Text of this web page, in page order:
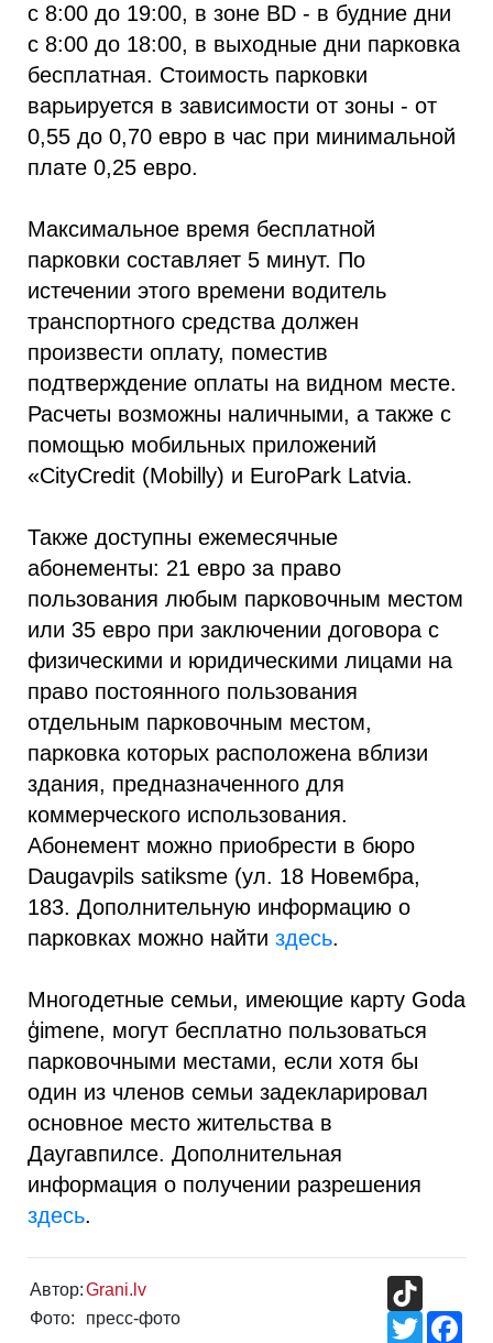
с 8:00 до 19:00, в зоне BD - в будние дни
с 8:00 до 18:00, в выходные дни парковка
бесплатная. Стоимость парковки
варьируется в зависимости от зоны - от
0,55 до 0,70 евро в час при минимальной
плате 0,25 евро.
Максимальное время бесплатной
парковки составляет 5 минут. По
истечении этого времени водитель
транспортного средства должен
произвести оплату, поместив
подтверждение оплаты на видном месте.
Расчеты возможны наличными, а также с
помощью мобильных приложений ​
«CityCredit (Mobilly) и EuroPark Latvia.
Также доступны ежемесячные
абонементы: 21 евро за право
пользования любым парковочным местом
или 35 евро при заключении договора с
физическими и юридическими лицами на
право постоянного пользования
отдельным парковочным местом,
парковка которых расположена вблизи
здания, предназначенного для
коммерческого использования.
Абонемент можно приобрести в бюро
Daugavpils satiksme (ул. 18 Новембра,
183. Дополнительную информацию о
парковках можно найти здесь.
Многодетные семьи, имеющие карту Goda
ģimene, могут бесплатно пользоваться
парковочными местами, если хотя бы
один из членов семьи задекларировал
основное место жительства в
Даугавпилсе. Дополнительная
информация о получении разрешения
здесь.
Автор:Grani.lv
Фото:
пресс-фото
Twitter